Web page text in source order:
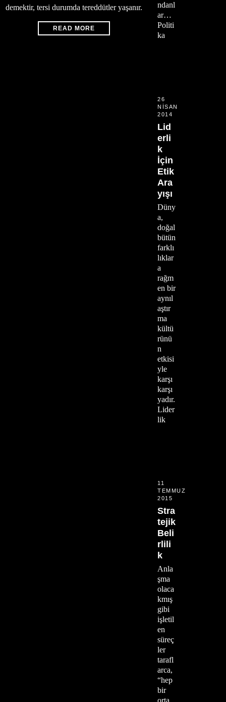
demektir, tersi durumda tereddütler yaşanır.
READ MORE
ndanl
ar…
Politi
ka
26
NISAN
2014
Lid
erli
k
İçin
Etik
Ara
yışı
Düny
a,
doğal
bütün
farklı
lıklar
a
rağm
en bir
aynıl
aştır
ma
kültü
rünü
n
etkisi
yle
karşı
karşı
yadır.
Lider
lik
11
TEMMUZ
2015
Stra
tejik
Beli
rlili
k
Anla
şma
olaca
kmış
gibi
işletil
en
süreç
ler
tarafl
arca,
“hep
bir